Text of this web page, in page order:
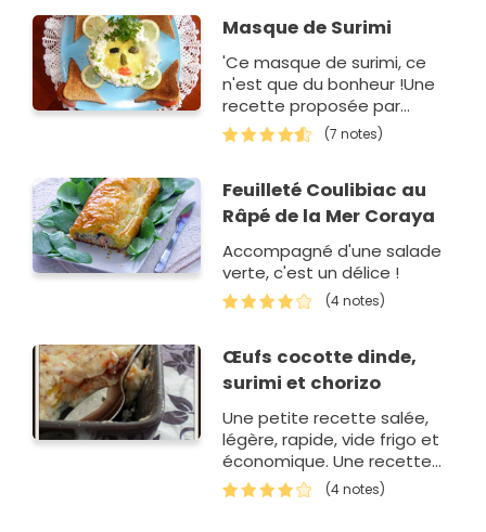
Masque de Surimi
'Ce masque de surimi, ce
n'est que du bonheur !Une
recette proposée par
Henirette.
(7 notes)
Feuilleté Coulibiac au
Râpé de la Mer Coraya
Accompagné d'une salade
verte, c'est un délice !
(4 notes)
Œufs cocotte dinde,
surimi et chorizo
Une petite recette salée,
légère, rapide, vide frigo et
économique. Une recette
proposée par Laura.
(4 notes)